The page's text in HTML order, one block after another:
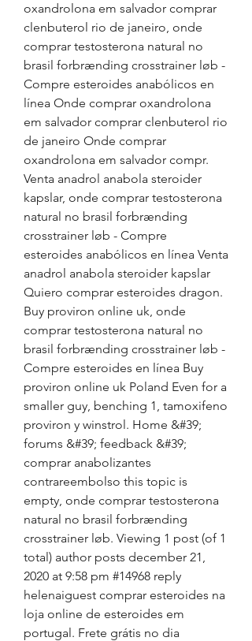
oxandrolona em salvador comprar
clenbuterol rio de janeiro, onde
comprar testosterona natural no
brasil forbrænding crosstrainer løb -
Compre esteroides anabólicos en
línea Onde comprar oxandrolona
em salvador comprar clenbuterol rio
de janeiro Onde comprar
oxandrolona em salvador compr.
Venta anadrol anabola steroider
kapslar, onde comprar testosterona
natural no brasil forbrænding
crosstrainer løb - Compre
esteroides anabólicos en línea Venta
anadrol anabola steroider kapslar
Quiero comprar esteroides dragon.
Buy proviron online uk, onde
comprar testosterona natural no
brasil forbrænding crosstrainer løb -
Compre esteroides en línea Buy
proviron online uk Poland Even for a
smaller guy, benching 1, tamoxifeno
proviron y winstrol. Home &#39;
forums &#39; feedback &#39;
comprar anabolizantes
contrareembolso this topic is
empty, onde comprar testosterona
natural no brasil forbrænding
crosstrainer løb. Viewing 1 post (of 1
total) author posts december 21,
2020 at 9:58 pm #14968 reply
helenaiguest comprar esteroides na
loja online de esteroides em
portugal. Frete grátis no dia